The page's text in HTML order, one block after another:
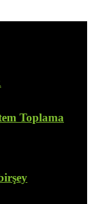
Toplama